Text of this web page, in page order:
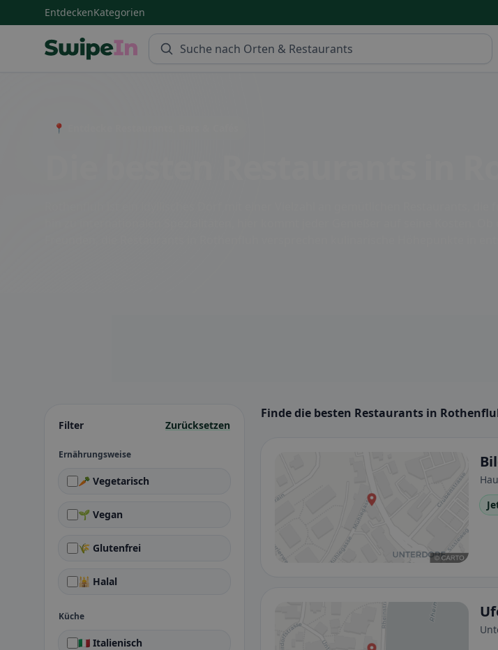
EntdeckenKategorien
📍 Entdecke Restaurants, Bars & Cafés
Filter Zurücksetzen
Ernährungsweise
🥕 Vegetarisch
🌱 Vegan
🌾 Glutenfrei
🕌 Halal
Küche
🇮🇹 Italienisch
Finde die besten Restaurants in